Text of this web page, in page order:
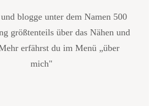
blogge unter dem Namen 500
größtenteils über das Nähen und
erfährst du im Menü „über
mich"